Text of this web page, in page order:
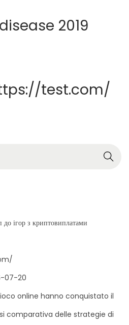
2019
test.com/
ігор з криптовиплатами
07-20
online hanno conquistato il
comparativa delle strategie di